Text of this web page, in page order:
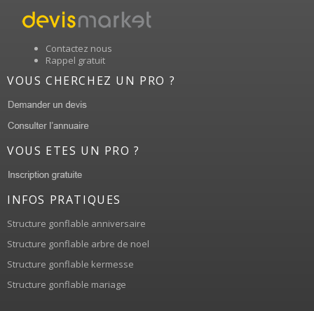
Contactez nous
Rappel gratuit
VOUS CHERCHEZ UN PRO ?
VOUS ETES UN PRO ?
INFOS PRATIQUES
Structure gonflable anniversaire
Structure gonflable arbre de noel
Structure gonflable kermesse
Structure gonflable mariage